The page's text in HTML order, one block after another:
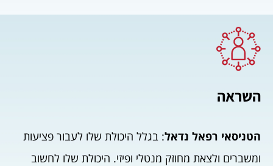
השראה
הטניסאי רפאל נדאל: בגלל היכולת שלו לעבור פציעות
ומשברים ולצאת מחוזק מנטלי ופיזי. היכולת שלו לחשוב